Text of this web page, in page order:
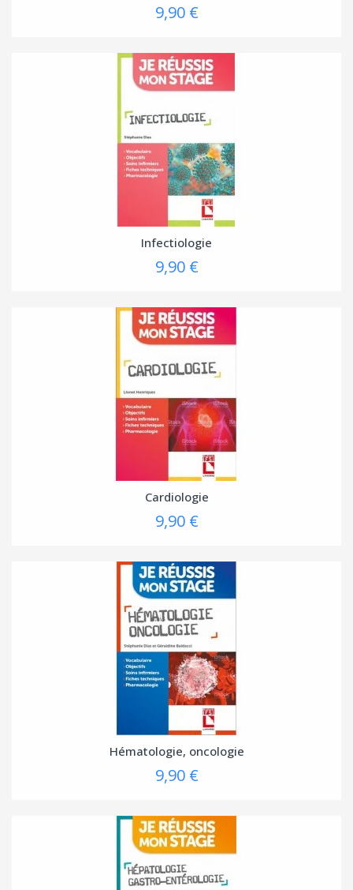
9,90 €
Infectiologie
9,90 €
Cardiologie
9,90 €
Hématologie, oncologie
9,90 €